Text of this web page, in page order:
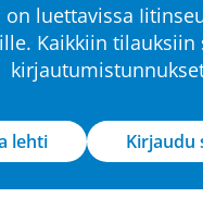
on luettavissa
Kaikkiin tilauksiin
lehti Kirjaudu